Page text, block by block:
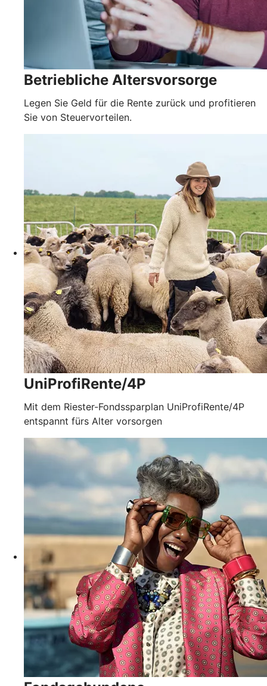
Betriebliche Altersvorsorge
Legen Sie Geld für die Rente zurück und profitieren
Sie von Steuervorteilen.
UniProfiRente/4P
Mit dem Riester-Fondssparplan UniProfiRente/4P
entspannt fürs Alter vorsorgen